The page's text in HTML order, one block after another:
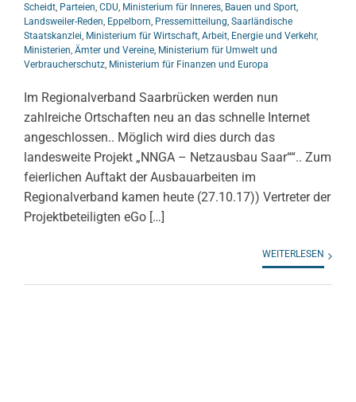
Scheidt, Parteien, CDU, Ministerium für Inneres, Bauen und Sport,
Landsweiler-Reden, Eppelborn, Pressemitteilung, Saarländische
Staatskanzlei, Ministerium für Wirtschaft, Arbeit, Energie und Verkehr,
Ministerien, Ämter und Vereine, Ministerium für Umwelt und
Verbraucherschutz, Ministerium für Finanzen und Europa
Im Regionalverband Saarbrücken werden nun
zahlreiche Ortschaften neu an das schnelle Internet
angeschlossen.. Möglich wird dies durch das
landesweite Projekt „NNGA – Netzausbau Saar““.. Zum
feierlichen Auftakt der Ausbauarbeiten im
Regionalverband kamen heute (27.10.17)) Vertreter der
Projektbeteiligten eGo […]
WEITERLESEN